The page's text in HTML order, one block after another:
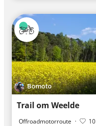
Bomoto
Trail om Weelde
Offroadmotorroute · 10